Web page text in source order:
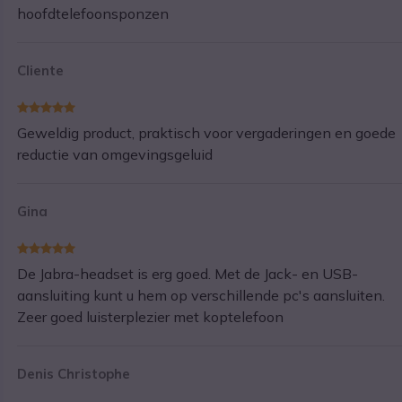
hoofdtelefoonsponzen
Cliente
Geweldig product, praktisch voor vergaderingen en goede
reductie van omgevingsgeluid
Gina
De Jabra-headset is erg goed. Met de Jack- en USB-
aansluiting kunt u hem op verschillende pc's aansluiten.
Zeer goed luisterplezier met koptelefoon
Denis Christophe